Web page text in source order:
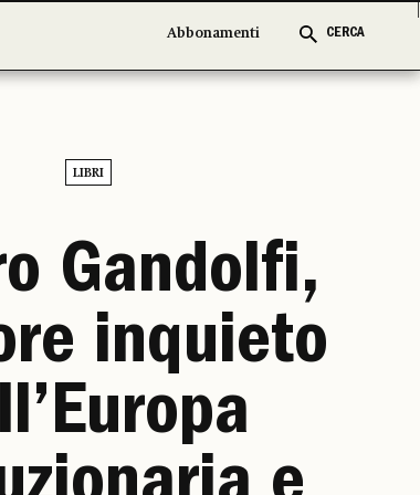
Abbonamenti CERCA
Abbonamenti CERCA
LIBRI
Gandolfi,
inquieto